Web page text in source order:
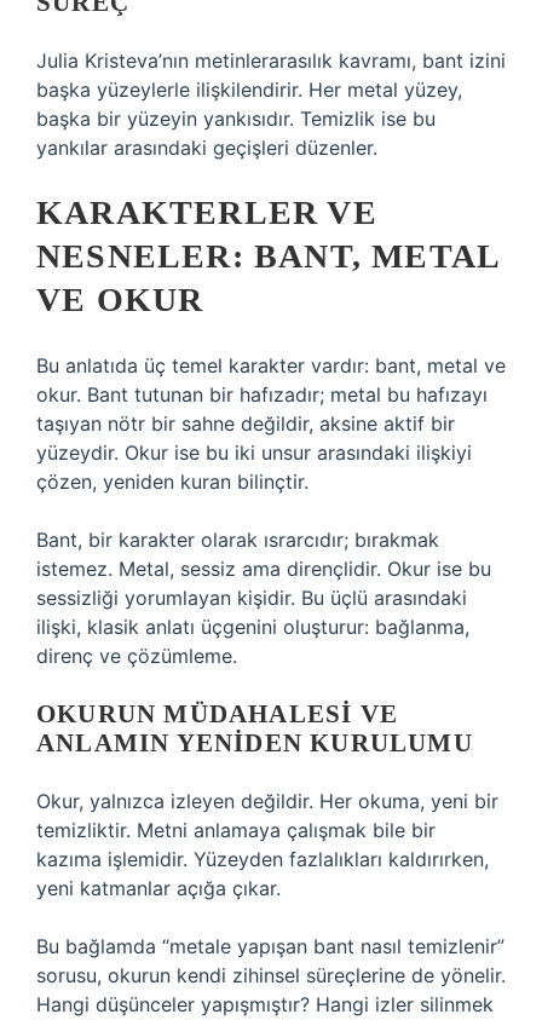
Julia Kristeva’nın metinlerarasılık kavramı, bant izini
başka yüzeylerle ilişkilendirir. Her metal yüzey,
başka bir yüzeyin yankısıdır. Temizlik ise bu
yankılar arasındaki geçişleri düzenler.
KARAKTERLER VE
NESNELER: BANT, METAL
VE OKUR
Bu anlatıda üç temel karakter vardır: bant, metal ve
okur. Bant tutunan bir hafızadır; metal bu hafızayı
taşıyan nötr bir sahne değildir, aksine aktif bir
yüzeydir. Okur ise bu iki unsur arasındaki ilişkiyi
çözen, yeniden kuran bilinçtir.
Bant, bir karakter olarak ısrarcıdır; bırakmak
istemez. Metal, sessiz ama dirençlidir. Okur ise bu
sessizliği yorumlayan kişidir. Bu üçlü arasındaki
ilişki, klasik anlatı üçgenini oluşturur: bağlanma,
direnç ve çözümleme.
OKURUN MÜDAHALESI VE
ANLAMIN YENIDEN KURULUMU
Okur, yalnızca izleyen değildir. Her okuma, yeni bir
temizliktir. Metni anlamaya çalışmak bile bir
kazıma işlemidir. Yüzeyden fazlalıkları kaldırırken,
yeni katmanlar açığa çıkar.
Bu bağlamda “metale yapışan bant nasıl temizlenir”
sorusu, okurun kendi zihinsel süreçlerine de yönelir.
Hangi düşünceler yapışmıştır? Hangi izler silinmek